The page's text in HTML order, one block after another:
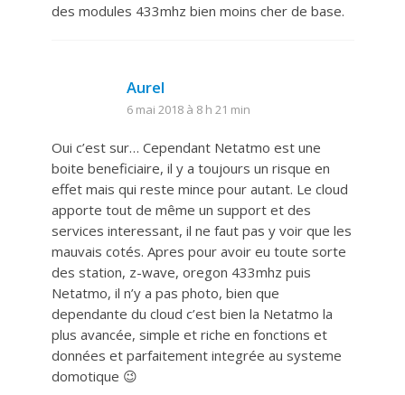
des modules 433mhz bien moins cher de base.
Aurel
6 mai 2018 à 8 h 21 min
Oui c’est sur… Cependant Netatmo est une
boite beneficiaire, il y a toujours un risque en
effet mais qui reste mince pour autant. Le cloud
apporte tout de même un support et des
services interessant, il ne faut pas y voir que les
mauvais cotés. Apres pour avoir eu toute sorte
des station, z-wave, oregon 433mhz puis
Netatmo, il n’y a pas photo, bien que
dependante du cloud c’est bien la Netatmo la
plus avancée, simple et riche en fonctions et
données et parfaitement integrée au systeme
domotique 😉